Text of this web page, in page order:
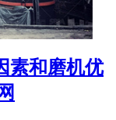
素和磨机优